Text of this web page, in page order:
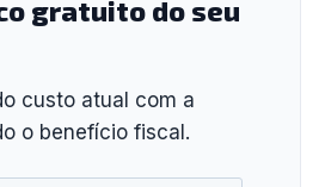
gratuito do seu
custo atual com a
o benefício fiscal.